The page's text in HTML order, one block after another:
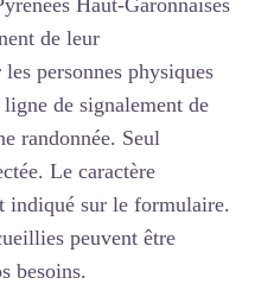
de leur
personnes physiques
de signalement de
randonnée. Seul
Le caractère
indiqué sur le formulaire.
peuvent être
besoins.